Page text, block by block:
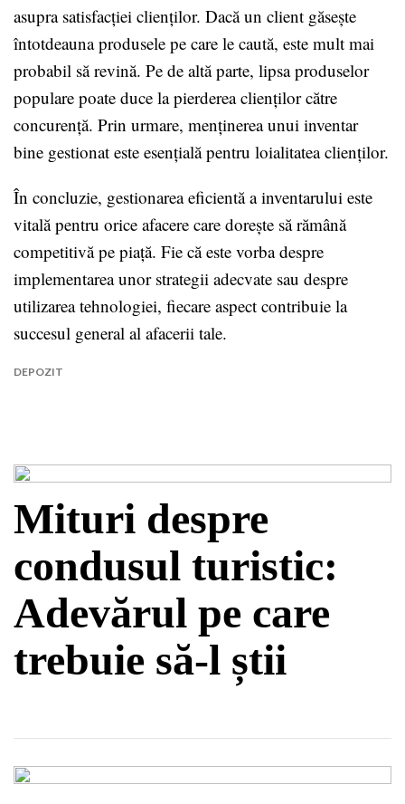
asupra satisfacției clienților. Dacă un client găsește
întotdeauna produsele pe care le caută, este mult mai
probabil să revină. Pe de altă parte, lipsa produselor
populare poate duce la pierderea clienților către
concurență. Prin urmare, menținerea unui inventar
bine gestionat este esențială pentru loialitatea clienților.
În concluzie, gestionarea eficientă a inventarului este
vitală pentru orice afacere care dorește să rămână
competitivă pe piață. Fie că este vorba despre
implementarea unor strategii adecvate sau despre
utilizarea tehnologiei, fiecare aspect contribuie la
succesul general al afacerii tale.
DEPOZIT
Mituri despre
condusul turistic:
Adevărul pe care
trebuie să-l știi